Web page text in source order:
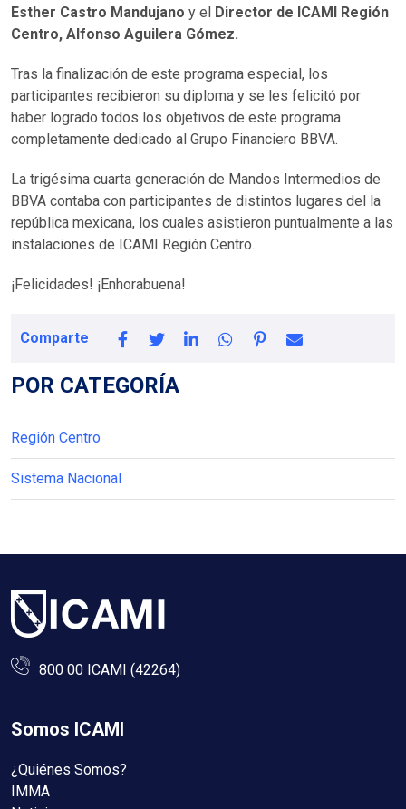
Esther Castro Mandujano y el Director de ICAMI Región
Centro, Alfonso Aguilera Gómez.
Tras la finalización de este programa especial, los
participantes recibieron su diploma y se les felicitó por
haber logrado todos los objetivos de este programa
completamente dedicado al Grupo Financiero BBVA.
La trigésima cuarta generación de Mandos Intermedios de
BBVA contaba con participantes de distintos lugares del la
república mexicana, los cuales asistieron puntualmente a las
instalaciones de ICAMI Región Centro.
¡Felicidades! ¡Enhorabuena!
Comparte
POR CATEGORÍA
Región Centro
Sistema Nacional
800 00 ICAMI (42264)
Somos ICAMI
¿Quiénes Somos?
IMMA